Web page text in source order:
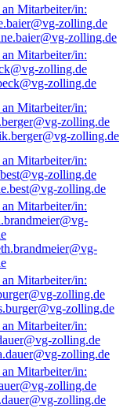
zolling.de
zolling.de
zolling.de
zolling.de
zolling.de
zolling.de
zolling.de